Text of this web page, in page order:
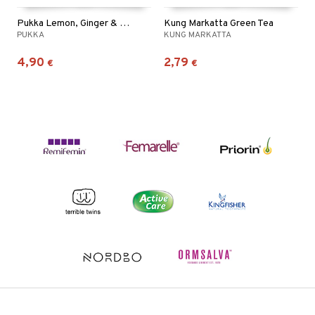
Pukka Lemon, Ginger & Manuka
PUKKA
4,90 €
Kung Markatta Green Tea
KUNG MARKATTA
2,79 €